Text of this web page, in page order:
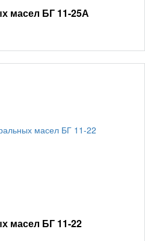
масел БГ 11-25А
масел БГ 11-22